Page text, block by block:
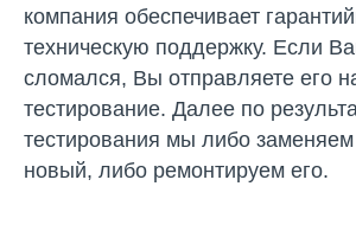
компания обеспечивает
техническую поддержку. Если
сломался, Вы отправляете его
тестирование. Далее по
тестирования мы либо
новый, либо ремонтируем его.